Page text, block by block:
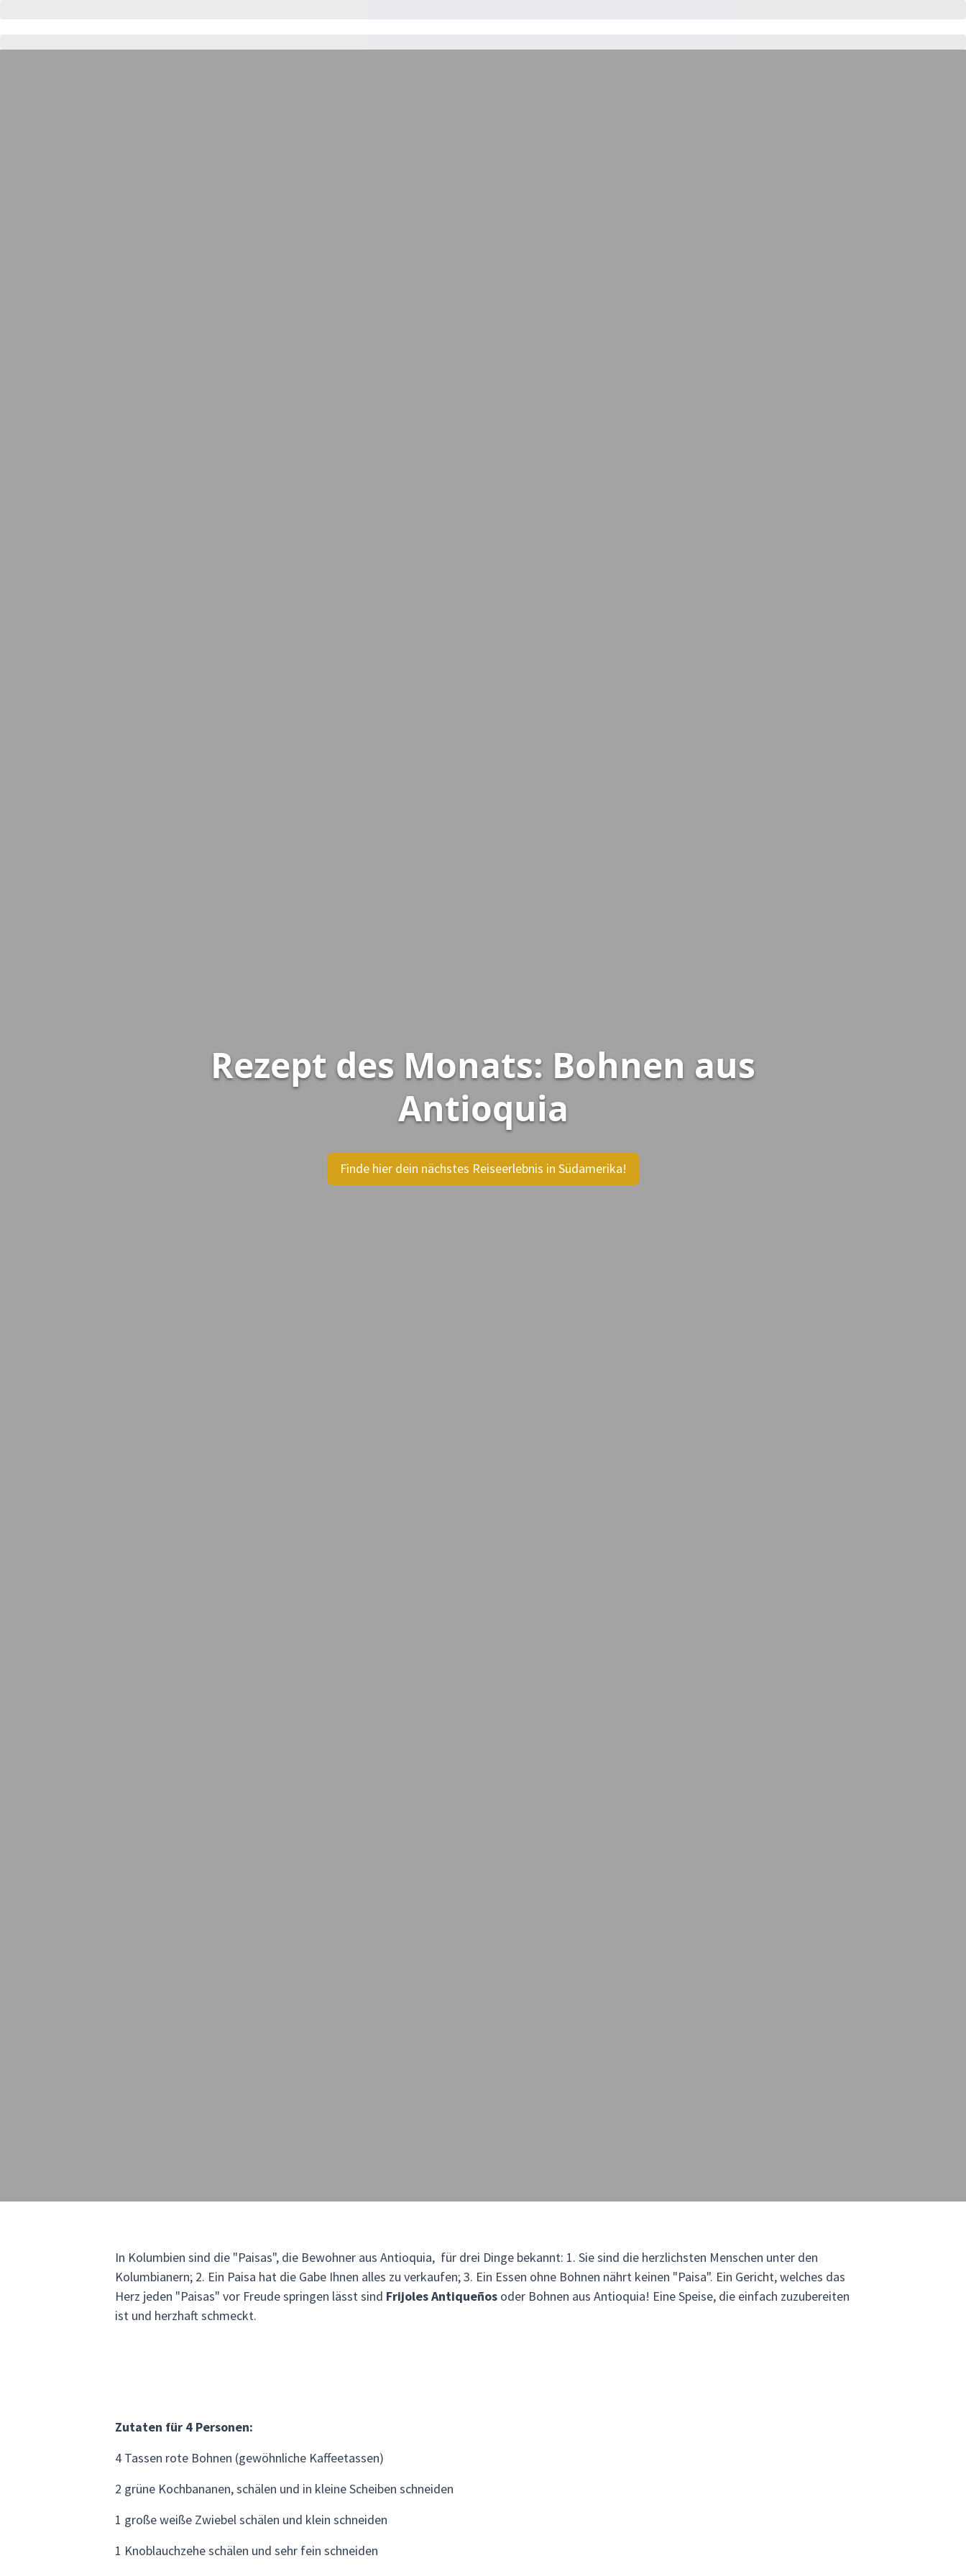
Rezept des Monats: Bohnen aus
Antioquia
Finde hier dein nächstes Reiseerlebnis in Südamerika!
In Kolumbien sind die "Paisas", die Bewohner aus Antioquia, für drei Dinge bekannt: 1. Sie sind die herzlichsten Menschen unter den
Kolumbianern; 2. Ein Paisa hat die Gabe Ihnen alles zu verkaufen; 3. Ein Essen ohne Bohnen nährt keinen "Paisa". Ein Gericht, welches das
Herz jeden "Paisas" vor Freude springen lässt sind Frijoles Antiqueños oder Bohnen aus Antioquia! Eine Speise, die einfach zuzubereiten
ist und herzhaft schmeckt.
Zutaten für 4 Personen:
4 Tassen rote Bohnen (gewöhnliche Kaffeetassen)
2 grüne Kochbananen, schälen und in kleine Scheiben schneiden
1 große weiße Zwiebel schälen und klein schneiden
1 Knoblauchzehe schälen und sehr fein schneiden